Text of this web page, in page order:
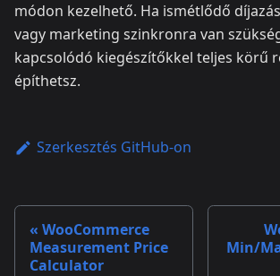
módon kezelhető. Ha ismétlődő
vagy marketing szinkronra van
kapcsolódó kiegészítőkkel teljes körű
építhetsz.
Szerkesztés GitHub-on
WooCommerce
Measurement Price
Calculator
Min/